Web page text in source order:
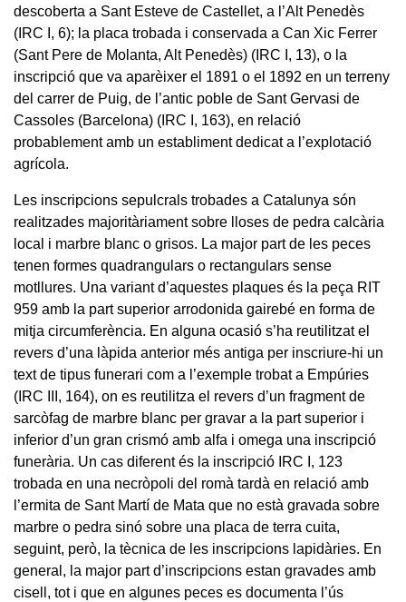
descoberta a Sant Esteve de Castellet, a l’Alt Penedès
(IRC I, 6); la placa trobada i conservada a Can Xic Ferrer
(Sant Pere de Molanta, Alt Penedès) (IRC I, 13), o la
inscripció que va aparèixer el 1891 o el 1892 en un terreny
del carrer de Puig, de l’antic poble de Sant Gervasi de
Cassoles (Barcelona) (IRC I, 163), en relació
probablement amb un establiment dedicat a l’explotació
agrícola.
Les inscripcions sepulcrals trobades a Catalunya són
realitzades majoritàriament sobre lloses de pedra calcària
local i marbre blanc o grisos. La major part de les peces
tenen formes quadrangulars o rectangulars sense
motllures. Una variant d’aquestes plaques és la peça RIT
959 amb la part superior arrodonida gairebé en forma de
mitja circumferència. En alguna ocasió s’ha reutilitzat el
revers d’una làpida anterior més antiga per inscriure-hi un
text de tipus funerari com a l’exemple trobat a Empúries
(IRC III, 164), on es reutilitza el revers d’un fragment de
sarcòfag de marbre blanc per gravar a la part superior i
inferior d’un gran crismó amb alfa i omega una inscripció
funerària. Un cas diferent és la inscripció IRC I, 123
trobada en una necròpoli del romà tardà en relació amb
l’ermita de Sant Martí de Mata que no està gravada sobre
marbre o pedra sinó sobre una placa de terra cuita,
seguint, però, la tècnica de les inscripcions lapidàries. En
general, la major part d’inscripcions estan gravades amb
cisell, tot i que en algunes peces es documenta l’ús